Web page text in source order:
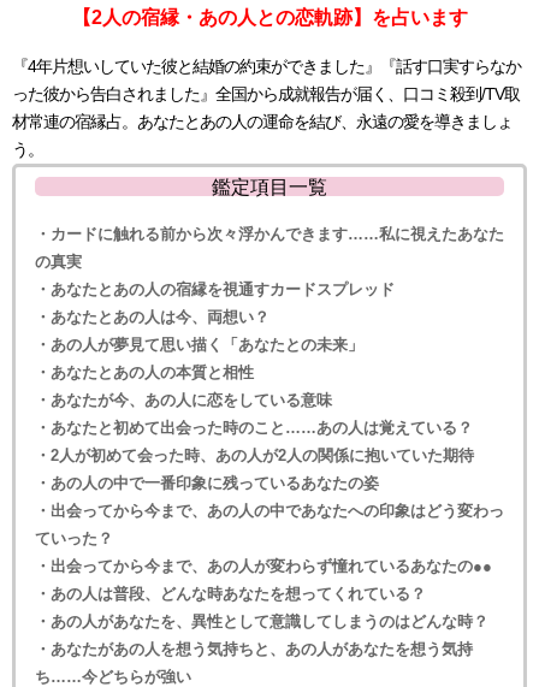
【2人の宿縁・あの人との恋軌跡】を占います
『4年片想いしていた彼と結婚の約束ができました』『話す口実すらなか
った彼から告白されました』全国から成就報告が届く、口コミ殺到/TV取
材常連の宿縁占。あなたとあの人の運命を結び、永遠の愛を導きましょ
う。
鑑定項目一覧
・カードに触れる前から次々浮かんできます……私に視えたあなた
の真実
・あなたとあの人の宿縁を視通すカードスプレッド
・あなたとあの人は今、両想い？
・あの人が夢見て思い描く「あなたとの未来」
・あなたとあの人の本質と相性
・あなたが今、あの人に恋をしている意味
・あなたと初めて出会った時のこと……あの人は覚えている？
・2人が初めて会った時、あの人が2人の関係に抱いていた期待
・あの人の中で一番印象に残っているあなたの姿
・出会ってから今まで、あの人の中であなたへの印象はどう変わっ
ていった？
・出会ってから今まで、あの人が変わらず憧れているあなたの●●
・あの人は普段、どんな時あなたを想ってくれている？
・あの人があなたを、異性として意識してしまうのはどんな時？
・あなたがあの人を想う気持ちと、あの人があなたを想う気持
ち……今どちらが強い